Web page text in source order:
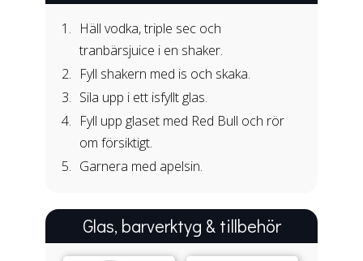
Häll vodka, triple sec och
tranbärsjuice i en shaker.
Fyll shakern med is och skaka.
Sila upp i ett isfyllt glas.
Fyll upp glaset med Red Bull och rör
om försiktigt.
Garnera med apelsin.
Glas, barverktyg & tillbehör